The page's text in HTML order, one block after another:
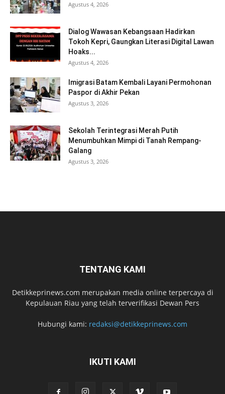
Agustus 4, 2026
Dialog Wawasan Kebangsaan Hadirkan
Tokoh Kepri, Gaungkan Literasi Digital Lawan
Hoaks...
Agustus 4, 2026
Imigrasi Batam Kembali Layani Permohonan
Paspor di Akhir Pekan
Agustus 3, 2026
Sekolah Terintegrasi Merah Putih
Menumbuhkan Mimpi di Tanah Rempang-
Galang
Agustus 3, 2026
TENTANG KAMI
Detikkeprinews.com merupakan media online terpercaya di
Kepulauan Riau yang telah terverifikasi Dewan Pers
Hubungi kami: redaksi@detikkeprinews.com
IKUTI KAMI